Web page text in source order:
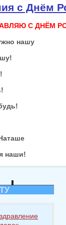
с Днём
С ДНЁМ
нашу
наши!